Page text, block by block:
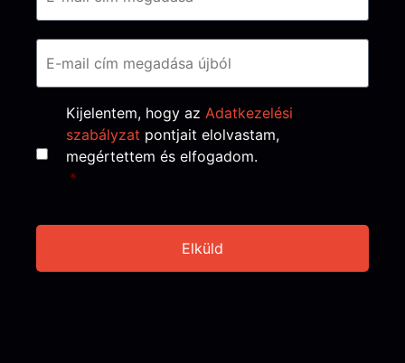
Consent *
Kijelentem, hogy az Adatkezelési
szabályzat pontjait elolvastam,
megértettem és elfogadom.
*